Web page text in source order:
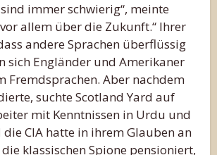
immer schwierig“, meinte
allem über die Zukunft.“ Ihrer
andere Sprachen überflüssig
sich Engländer und Amerikaner
Fremdsprachen. Aber nachdem
suchte Scotland Yard auf
mit Kenntnissen in Urdu und
CIA hatte in ihrem Glauben an
klassischen Spione pensioniert,